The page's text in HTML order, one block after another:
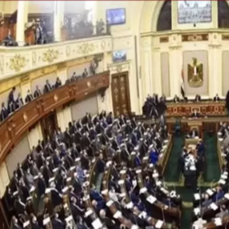
الكاتبة إلهام شرشر تهنئ الرئيس
السيسي بعيد ميلاده وتُشيد بجهوده
في بناء الدولة
رسالتى لآخر الزمان «محطة الضبعة
النووية»... من الحلم إلى التنفيذ